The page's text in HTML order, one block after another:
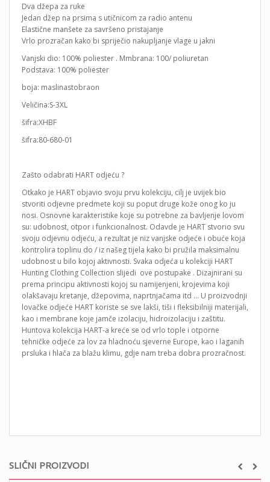
SLIČNI PROIZVODI
Dva džepa za ruke
Jedan džep na prsima s utičnicom za radio antenu
Elastične manšete za savršeno pristajanje
Vrlo prozračan kako bi spriječio nakupljanje vlage u jakni
Vanjski dio: 100% poliester . Mmbrana: 100/ poliuretan
Podstava: 100% poliester
boja: maslinastobraon
Veličina:S-3XL
šifra:XHBF
šifra:80-680-01
Zašto odabrati HART odjeću ?
Otkako je HART objavio svoju prvu kolekciju, cilj je uvijek bio
stvoriti odjevne predmete koji su poput druge kože onog ko ju
nosi. Osnovne karakteristike koje su potrebne za bavljenje lovom
su: udobnost, otpor i funkcionalnost. Odavde je HART stvorio svu
svoju odjevnu odjeću, a rezultat je niz vanjske odjeće i obuće koja
kontrolira toplinu do / iz našeg tijela kako bi pružila maksimalnu
udobnost u bilo kojoj aktivnosti. Svaka odjeća u kolekciji HART
Hunting Clothing Collection slijedi ove postupake . Dizajnirani su
prema principu aktivnosti kojoj su namijenjeni, krojevima koji
olakšavaju kretanje, džepovima, naprtnjačama itd … U proizvodnji
lovačke odjeće HART koriste se sve lakši, tiši i fleksibilniji materijali,
kao i membrane koje jamče izolaciju, hidroizolaciju i zaštitu.
Huntova kolekcija HART-a kreće se od vrlo tople i otporne
tehničke odjeće za lov za hladnoću sjeverne Europe, kao i laganih
prsluka i hlača za blažu klimu, gdje nam treba dobra prozračnost.